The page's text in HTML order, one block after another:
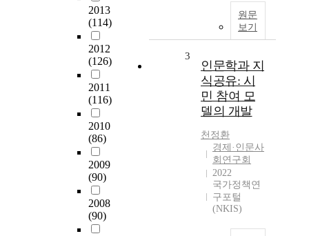
2013
(114)
2012
(126)
2011
(116)
2010
(86)
2009
(90)
2008
(90)
원문
보기
3
인문학과 지
식공유: 시
민 참여 모
델의 개발
천정환
경제·인문사
회연구회
2022
국가정책연
구포털
(NKIS)